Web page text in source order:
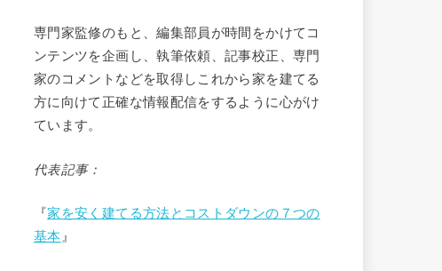
専門家監修のもと、編集部員が時間をかけてコ
ンテンツを企画し、執筆依頼、記事校正、専門
家のコメントなどを取得しこれから家を建てる
方に向けて正確な情報配信をするように心がけ
ています。
代表記事：
『家を安く建てる方法とコストダウンの７つの
基本 』